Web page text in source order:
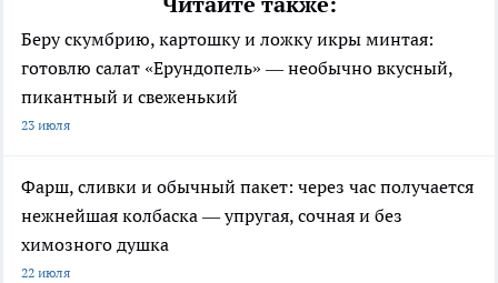
Беру скумбрию, картошку и ложку икры минтая:
готовлю салат «Ерундопель» — необычно вкусный,
пикантный и свеженький
23 июля
Фарш, сливки и обычный пакет: через час получается
нежнейшая колбаска — упругая, сочная и без
химозного душка
22 июля